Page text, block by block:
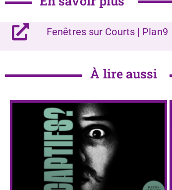
Fenêtres sur Courts | Plan9
À lire aussi